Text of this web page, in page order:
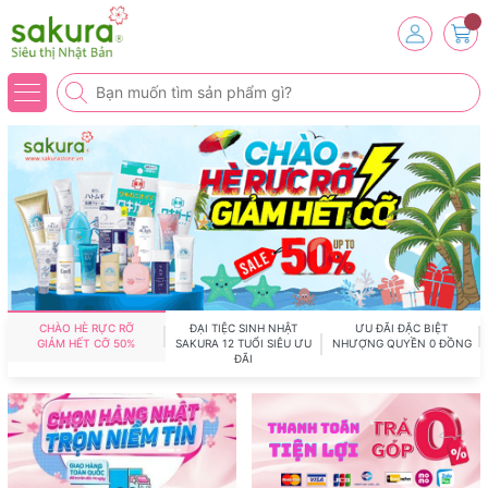
CHÀO HÈ RỰC RỠ
GIẢM HẾT CỠ 50%
ĐẠI TIỆC SINH NHẬT
SAKURA 12 TUỔI SIÊU ƯU
ĐÃI
ƯU ĐÃI ĐẶC BIỆT
NHƯỢNG QUYỀN 0 ĐỒNG